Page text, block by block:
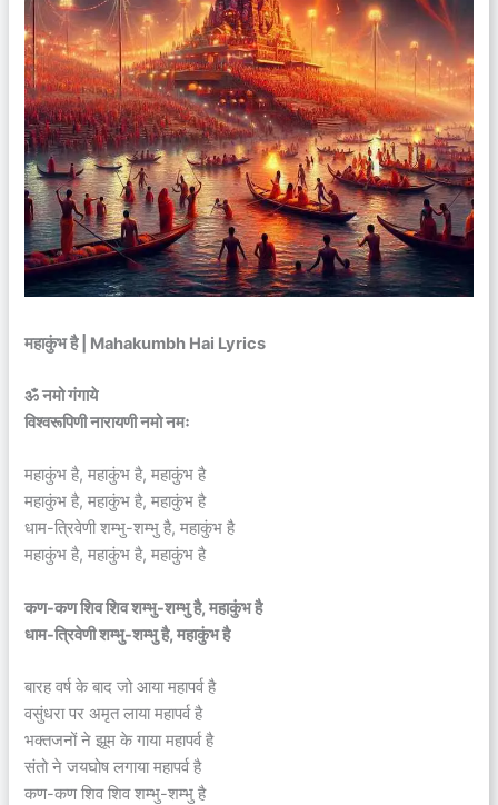
महाकुंभ है | Mahakumbh Hai Lyrics
ॐ नमो गंगाये
विश्वरूपिणी नारायणी नमो नमः
महाकुंभ है, महाकुंभ है, महाकुंभ है
महाकुंभ है, महाकुंभ है, महाकुंभ है
धाम-त्रिवेणी शम्भु-शम्भु है, महाकुंभ है
महाकुंभ है, महाकुंभ है, महाकुंभ है
कण-कण शिव शिव शम्भु-शम्भु है, महाकुंभ है
धाम-त्रिवेणी शम्भु-शम्भु है, महाकुंभ है
बारह वर्ष के बाद जो आया महापर्व है
वसुंधरा पर अमृत लाया महापर्व है
भक्तजनों ने झूम के गाया महापर्व है
संतो ने जयघोष लगाया महापर्व है
कण-कण शिव शिव शम्भु-शम्भु है